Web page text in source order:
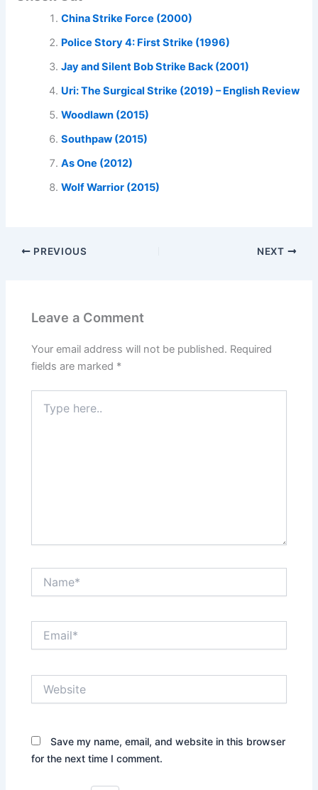
China Strike Force (2000)
Police Story 4: First Strike (1996)
Jay and Silent Bob Strike Back (2001)
Uri: The Surgical Strike (2019) – English Review
Woodlawn (2015)
Southpaw (2015)
As One (2012)
Wolf Warrior (2015)
PREVIOUS NEXT
Leave a Comment
Your email address will not be published. Required
fields are marked *
here..
Save my name, email, and website in this browser
for the next time I comment.